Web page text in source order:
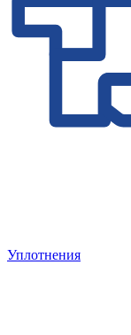
Уплотнения